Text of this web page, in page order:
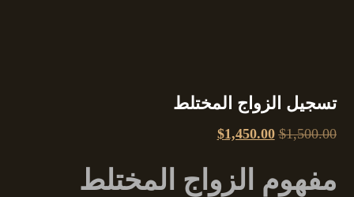
تسجيل الزواج المختلط
$1,500.00
$1,450.00
مفهوم الزواج المختلط